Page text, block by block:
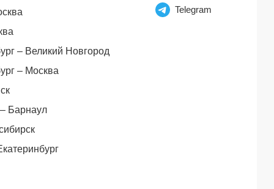
– Великий Новгород
– Москва
Барнаул
Telegram